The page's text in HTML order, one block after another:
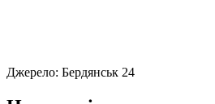
Джерело: Бердянськ 24